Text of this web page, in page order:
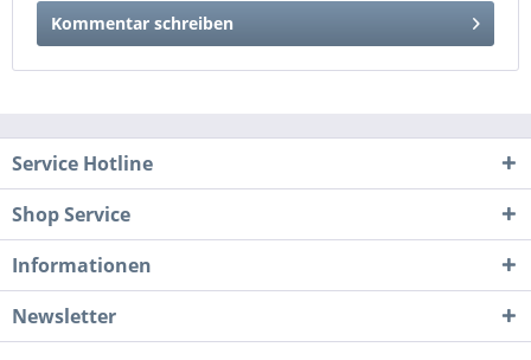
Kommentar schreiben
Service Hotline
Shop Service
Informationen
Newsletter